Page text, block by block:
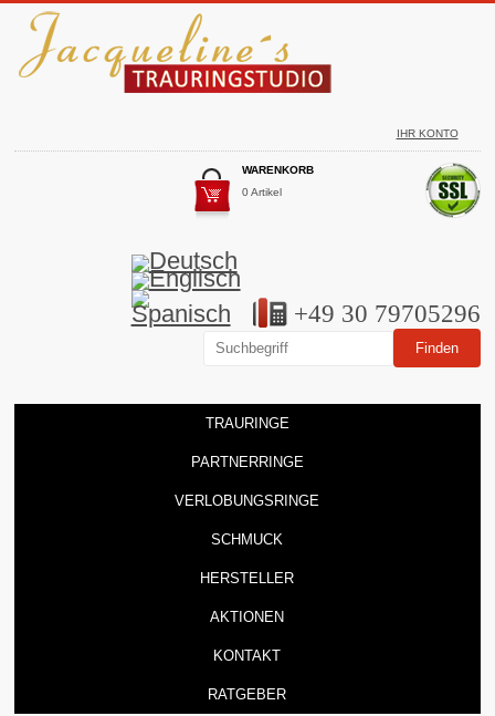
IHR KONTO
WARENKORB
0 Artikel
+49 30 79705296
TRAURINGE
PARTNERRINGE
VERLOBUNGSRINGE
SCHMUCK
HERSTELLER
AKTIONEN
KONTAKT
RATGEBER